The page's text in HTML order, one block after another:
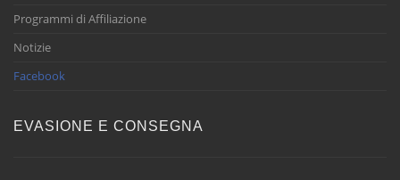
Programmi di Affiliazione
Notizie
Facebook
EVASIONE E CONSEGNA